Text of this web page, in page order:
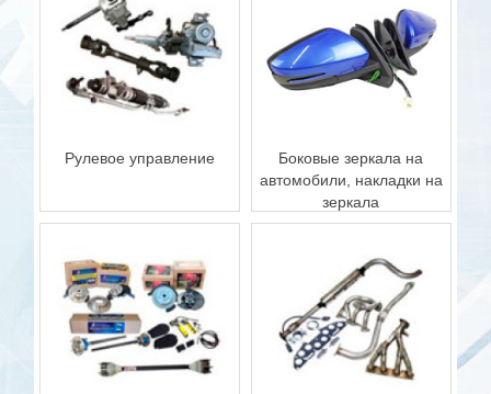
Рулевое управление
Боковые зеркала на
автомобили, накладки на
зеркала